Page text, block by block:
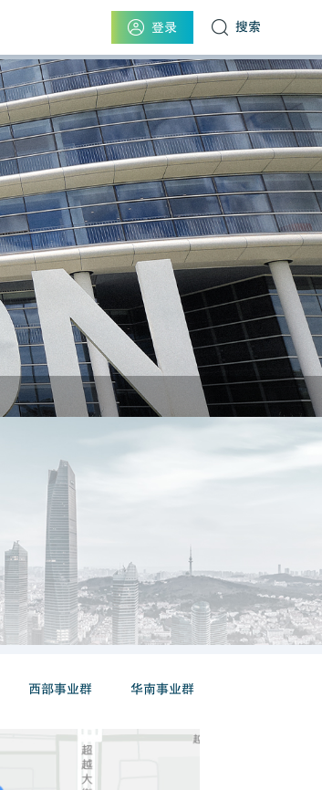
登录 搜索
西部事业群 华南事业群